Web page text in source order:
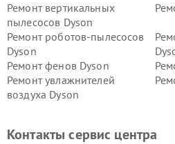
Ремонт вертикальных
пылесосов Dyson
Ремонт роботов-пылесосов
Dyson
Ремонт фенов Dyson
Ремонт увлажнителей
воздуха Dyson
Контакты сервис центра